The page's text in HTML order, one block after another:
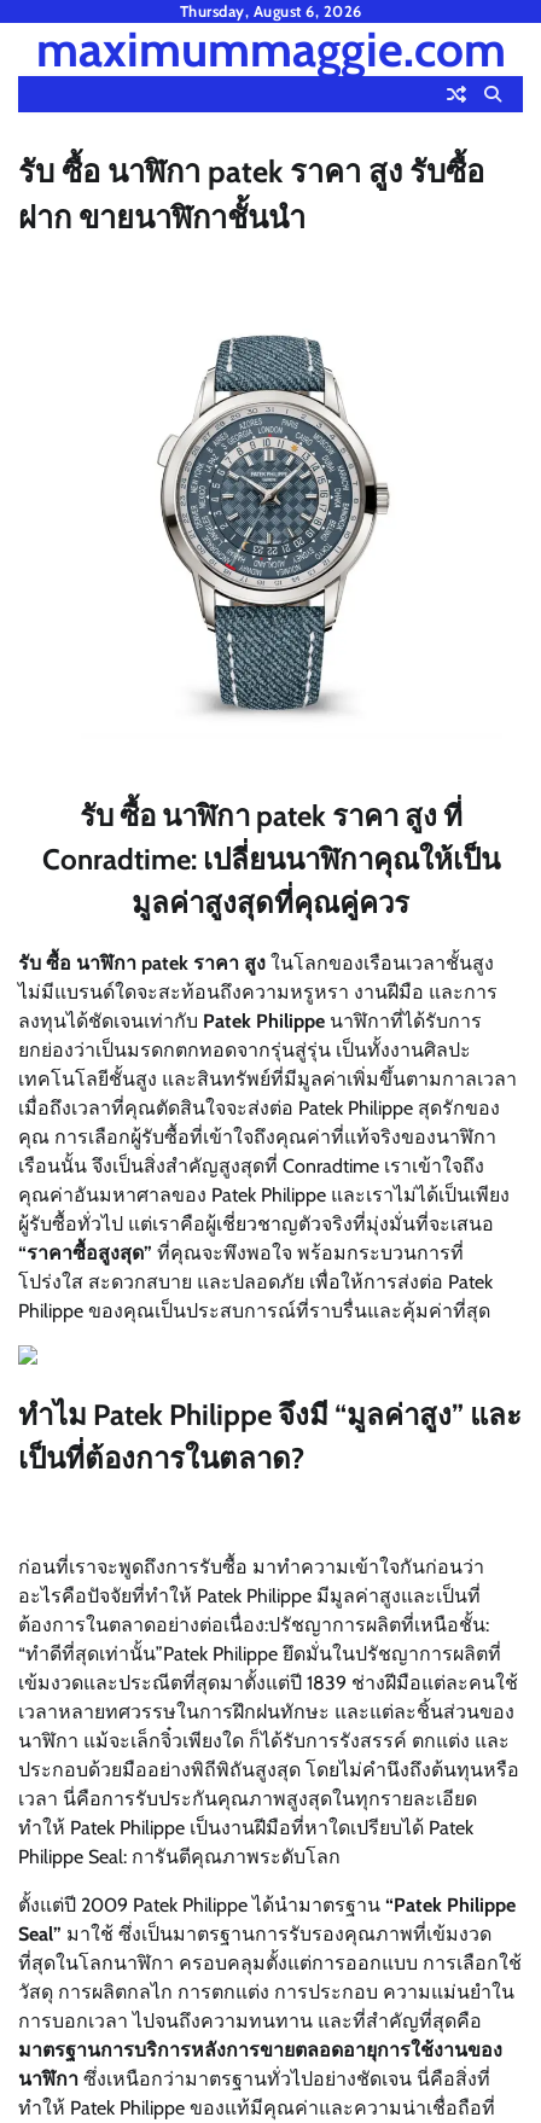
content
Thursday, August 6, 2026
maximummaggie.com
รับ ซื้อ นาฬิกา patek ราคา สูง รับซื้อ
ฝาก ขายนาฬิกาชั้นนำ
รับ ซื้อ นาฬิกา patek ราคา สูง ที่
Conradtime: เปลี่ยนนาฬิกาคุณให้เป็น
มูลค่าสูงสุดที่คุณคู่ควร
รับ ซื้อ นาฬิกา patek ราคา สูง ในโลกของเรือนเวลาชั้นสูง
ไม่มีแบรนด์ใดจะสะท้อนถึงความหรูหรา งานฝีมือ และการ
ลงทุนได้ชัดเจนเท่ากับ Patek Philippe นาฬิกาที่ได้รับการ
ยกย่องว่าเป็นมรดกตกทอดจากรุ่นสู่รุ่น เป็นทั้งงานศิลปะ
เทคโนโลยีชั้นสูง และสินทรัพย์ที่มีมูลค่าเพิ่มขึ้นตามกาลเวลา
เมื่อถึงเวลาที่คุณตัดสินใจจะส่งต่อ Patek Philippe สุดรักของ
คุณ การเลือกผู้รับซื้อที่เข้าใจถึงคุณค่าที่แท้จริงของนาฬิกา
เรือนนั้น จึงเป็นสิ่งสำคัญสูงสุดที่ Conradtime เราเข้าใจถึง
คุณค่าอันมหาศาลของ Patek Philippe และเราไม่ได้เป็นเพียง
ผู้รับซื้อทั่วไป แต่เราคือผู้เชี่ยวชาญตัวจริงที่มุ่งมั่นที่จะเสนอ
“ราคาซื้อสูงสุด” ที่คุณจะพึงพอใจ พร้อมกระบวนการที่
โปร่งใส สะดวกสบาย และปลอดภัย เพื่อให้การส่งต่อ Patek
Philippe ของคุณเป็นประสบการณ์ที่ราบรื่นและคุ้มค่าที่สุด
ทำไม Patek Philippe จึงมี “มูลค่าสูง” และ
เป็นที่ต้องการในตลาด?
ก่อนที่เราจะพูดถึงการรับซื้อ มาทำความเข้าใจกันก่อนว่า
อะไรคือปัจจัยที่ทำให้ Patek Philippe มีมูลค่าสูงและเป็นที่
ต้องการในตลาดอย่างต่อเนื่อง:ปรัชญาการผลิตที่เหนือชั้น:
“ทำดีที่สุดเท่านั้น”Patek Philippe ยึดมั่นในปรัชญาการผลิตที่
เข้มงวดและประณีตที่สุดมาตั้งแต่ปี 1839 ช่างฝีมือแต่ละคนใช้
เวลาหลายทศวรรษในการฝึกฝนทักษะ และแต่ละชิ้นส่วนของ
นาฬิกา แม้จะเล็กจิ๋วเพียงใด ก็ได้รับการรังสรรค์ ตกแต่ง และ
ประกอบด้วยมืออย่างพิถีพิถันสูงสุด โดยไม่คำนึงถึงต้นทุนหรือ
เวลา นี่คือการรับประกันคุณภาพสูงสุดในทุกรายละเอียด
ทำให้ Patek Philippe เป็นงานฝีมือที่หาใดเปรียบได้ Patek
Philippe Seal: การันตีคุณภาพระดับโลก
ตั้งแต่ปี 2009 Patek Philippe ได้นำมาตรฐาน “Patek Philippe
Seal” มาใช้ ซึ่งเป็นมาตรฐานการรับรองคุณภาพที่เข้มงวด
ที่สุดในโลกนาฬิกา ครอบคลุมตั้งแต่การออกแบบ การเลือกใช้
วัสดุ การผลิตกลไก การตกแต่ง การประกอบ ความแม่นยำใน
การบอกเวลา ไปจนถึงความทนทาน และที่สำคัญที่สุดคือ
มาตรฐานการบริการหลังการขายตลอดอายุการใช้งานของ
นาฬิกา ซึ่งเหนือกว่ามาตรฐานทั่วไปอย่างชัดเจน นี่คือสิ่งที่
ทำให้ Patek Philippe ของแท้มีคุณค่าและความน่าเชื่อถือที่